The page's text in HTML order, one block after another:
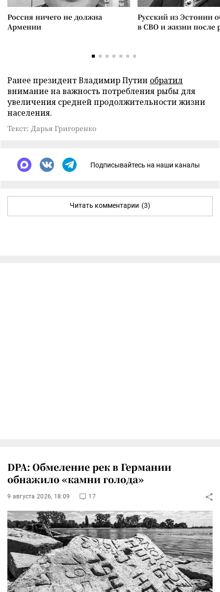
Россия ничего не должна
Армении
Русский из Эстонии
в СВО и жизни после
Ранее президент Владимир Путин обратил
внимание на важность потребления рыбы для
увеличения средней продолжительности жизни
населения.
Текст: Дарья Григоренко
Подписывайтесь на наши каналы
Читать комментарии (3)
DPA: Обмеление рек в Германии
обнажило «камни голода»
9 августа 2026, 18:09 17